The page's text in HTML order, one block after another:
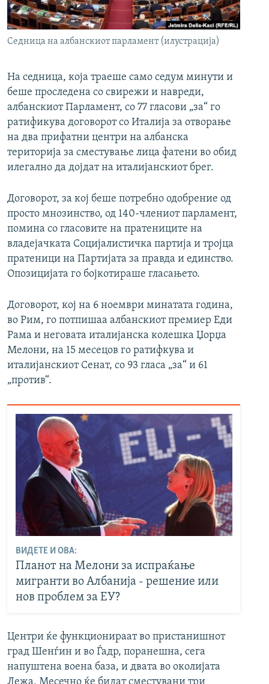
РСЕ веб страници
Седница на албанскиот парламент (илустрација)
На седница, која траеше само седум минути и
беше проследена со свирежи и навреди,
албанскиот Парламент, со 77 гласови „за“ го
ратификува договорот со Италија за отворање
на два прифатни центри на албанска
територија за сместување лица фатени во обид
илегално да дојдат на италијанскиот брег.
Договорот, за кој беше потребно одобрение од
просто мнозинство, од 140-члениот парламент,
помина со гласовите на пратениците на
владејачката Социјалистичка партија и тројца
пратеници на Партијата за правда и единство.
Опозицијата го бојкотираше гласањето.
Договорот, кој на 6 ноември минатата година,
во Рим, го потпишаа албанскиот премиер Еди
Рама и неговата италијанска колешка Џорџа
Мелони, на 15 месецов го ратифкува и
италијанскиот Сенат, со 93 гласа „за“ и 61
„против“.
ВИДЕТЕ И ОВА:
Планот на Мелони за испраќање
мигранти во Албанија - решение или
нов проблем за ЕУ?
Центри ќе функционираат во пристанишнот
град Шенѓин и во Ѓадр, поранешна, сега
напуштена воена база, и двата во околијата